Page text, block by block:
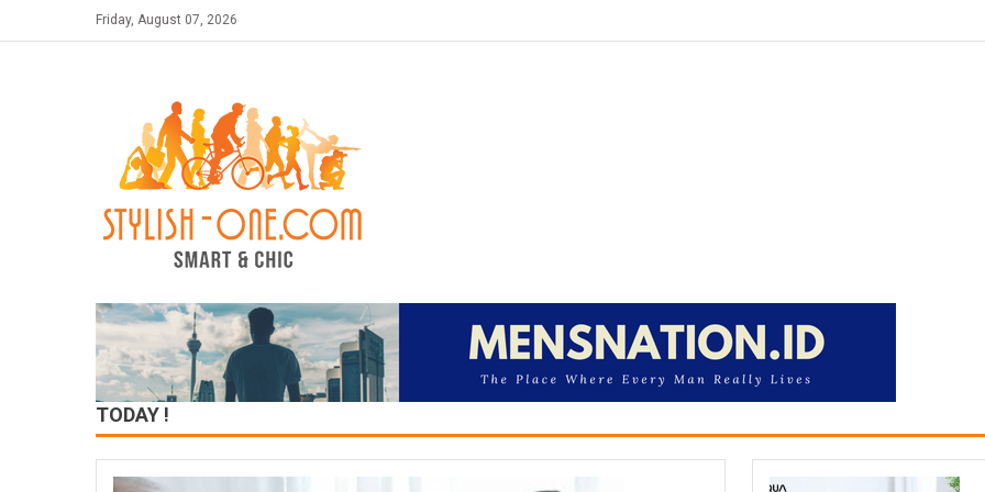
to
Friday, August 07, 2026
TODAY !